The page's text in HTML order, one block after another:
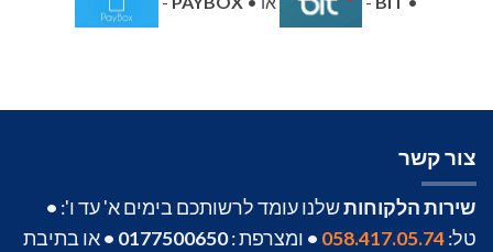
צור קשר
שירות הלקוחותשלנו עומד לרשותכם בימים א' עד ו': •
טל:058.417.05.74
• ומצרפת :0177500650
•או בתיבת